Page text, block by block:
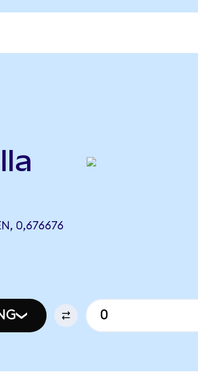
0,676676